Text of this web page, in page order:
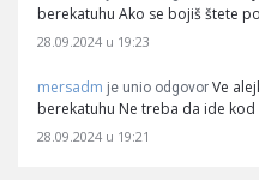
berekatuhu Ako se bojiš štete
28.09.2024 u 19:23
mersadm je unio odgovor Ve
berekatuhu Ne treba da ide
28.09.2024 u 19:21